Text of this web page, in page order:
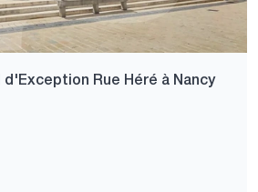
Rue Héré à Nancy